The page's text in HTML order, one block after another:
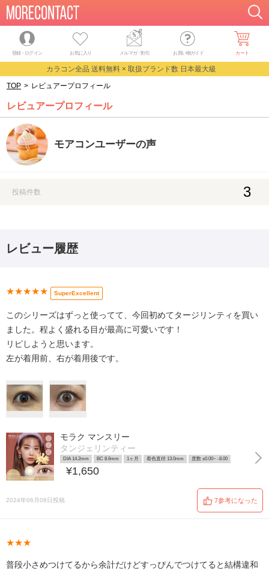
登録・ログイン お気に入り メルマガ・割引 お買い物ガイド カート
カラコン全品 送料無料 × 取扱ブランド数 日本最大級
TOP > レビュアープロフィール
レビュアープロフィール
モアコンユーザーの声
投稿件数 3
レビュー履歴
★★★★★ SuperExcellent
このシリーズはずっと使ってて、今回初めてタージリンティを買い
ました。程よく盛れる目が最高に可愛いです！
リピしようと思います。
左が着用前、右が着用後です。
モラク マンスリー
タンジェリンティー
DIA 14.2mm BC 8.6mm 1ヶ月 着色直径 13.0mm 度数 ±0.00~ -8.00
¥1,650
2024年06月08日投稿 7参考になった
★★★
普段小さめつけてるから余計だけどすっぴんでつけてると結構違和